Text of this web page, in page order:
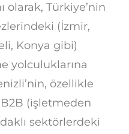
olarak, Türkiye’nin
(İzmir,
Konya gibi)
yolculuklarına
özellikle
(işletmeden
sektörlerdeki